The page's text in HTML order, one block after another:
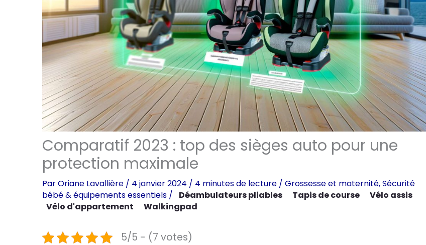
Comparatif 2023 : top des sièges auto pour une
protection maximale
ParOriane Lavallière / 4 janvier 2024 / 4 minutes de lecture / Grossesse et maternité,Sécurité
bébé & équipements essentiels / Déambulateurs pliables Tapis de course
Vélo assis
Vélo d'appartement
Walkingpad
5/5 - (7 votes)